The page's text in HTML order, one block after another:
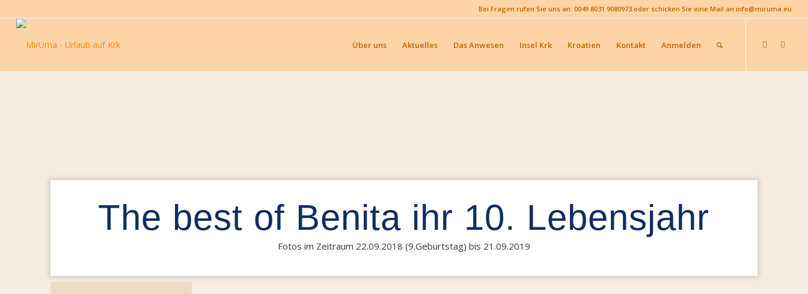
Bei Fragen rufen Sie uns an: 0049 8031 9080973 oder schicken Sie eine Mail an info@miruma.eu
Über uns Aktuelles Das Anwesen Insel Krk Kroatien Kontakt Anmelden
The best of Benita ihr 10. Lebensjahr
Fotos im Zeitraum 22.09.2018 (9.Geburtstag) bis 21.09.2019